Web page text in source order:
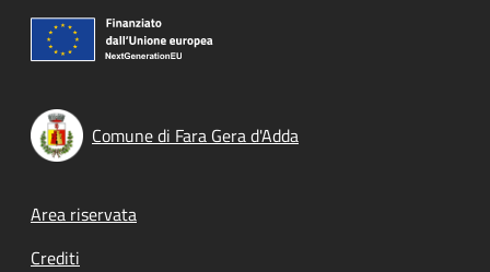
Comune di Fara Gera d'Adda
Footer menu
Area riservata
Crediti